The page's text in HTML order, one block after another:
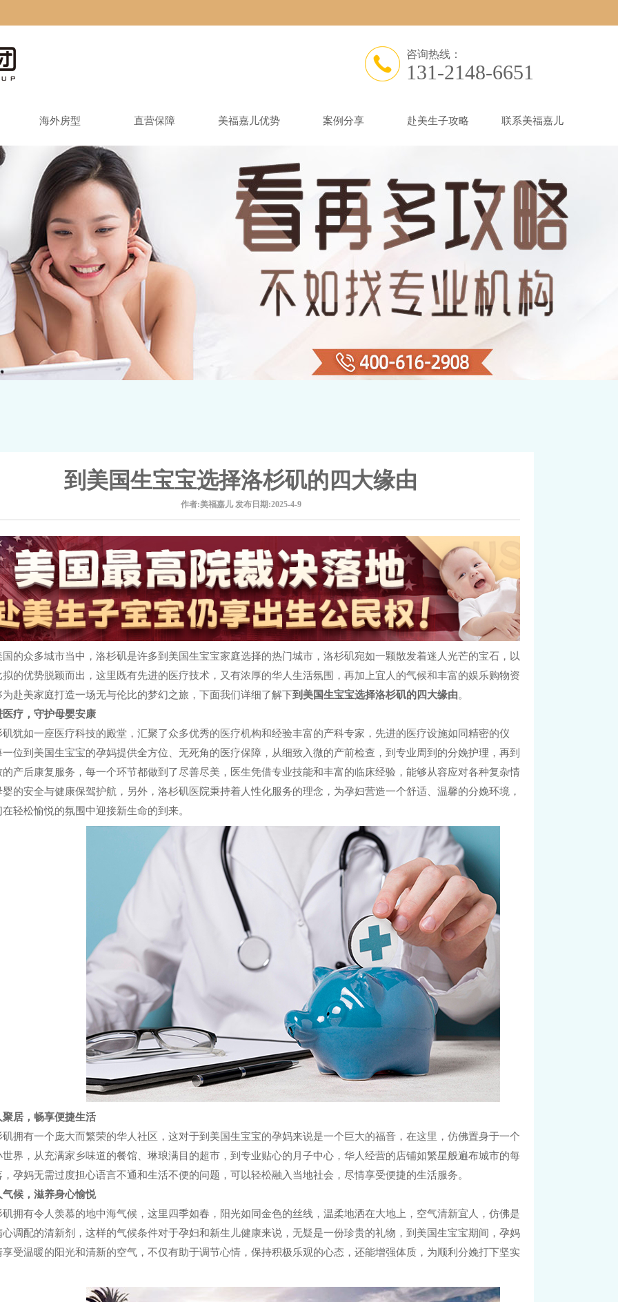
咨询热线：
131-2148-6651
海外房型 直营保障 美福嘉儿优势 案例分享 赴美生子攻略 联系美福嘉儿
到美国生宝宝选择洛杉矶的四大缘由
作者:美福嘉儿 发布日期:2025-4-9
国的众多城市当中，洛杉矶是许多到美国生宝宝家庭选择的热门城市，洛杉矶宛如一颗散发着迷人光芒的宝石，以
拟的优势脱颖而出，这里既有先进的医疗技术，又有浓厚的华人生活氛围，再加上宜人的气候和丰富的娱乐购物资
为赴美家庭打造一场无与伦比的梦幻之旅，下面我们详细了解下到美国生宝宝选择洛杉矶的四大缘由。
医疗，守护母婴安康
矶犹如一座医疗科技的殿堂，汇聚了众多优秀的医疗机构和经验丰富的产科专家，先进的医疗设施如同精密的仪
一位到美国生宝宝的孕妈提供全方位、无死角的医疗保障，从细致入微的产前检查，到专业周到的分娩护理，再到
的产后康复服务，每一个环节都做到了尽善尽美，医生凭借专业技能和丰富的临床经验，能够从容应对各种复杂情
婴的安全与健康保驾护航，另外，洛杉矶医院秉持着人性化服务的理念，为孕妇营造一个舒适、温馨的分娩环境，
轻松愉悦的氛围中迎接新生命的到来。
聚居，畅享便捷生活
矶拥有一个庞大而繁荣的华人社区，这对于到美国生宝宝的孕妈来说是一个巨大的福音，在这里，仿佛置身于一个
世界，从充满家乡味道的餐馆、琳琅满目的超市，到专业贴心的月子中心，华人经营的店铺如繁星般遍布城市的每
孕妈无需过度担心语言不通和生活不便的问题，可以轻松融入当地社会，尽情享受便捷的生活服务。
气候，滋养身心愉悦
矶拥有令人羡慕的地中海气候，这里四季如春，阳光如同金色的丝线，温柔地洒在大地上，空气清新宜人，仿佛是
心调配的清新剂，这样的气候条件对于孕妇和新生儿健康来说，无疑是一份珍贵的礼物，到美国生宝宝期间，孕妈
享受温暖的阳光和清新的空气，不仅有助于调节心情，保持积极乐观的心态，还能增强体质，为顺利分娩打下坚实